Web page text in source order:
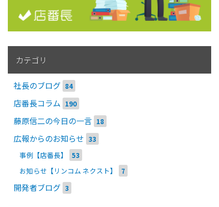
カテゴリ
社長のブログ 84
店番長コラム 190
藤原信二の今日の一言 18
広報からのお知らせ 33
事例【店番長】 53
お知らせ【リンコム ネクスト】 7
開発者ブログ 3